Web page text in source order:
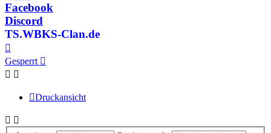
Facebook
Discord
TS.WBKS-Clan.de
oben
Gesperrt
Druckansicht